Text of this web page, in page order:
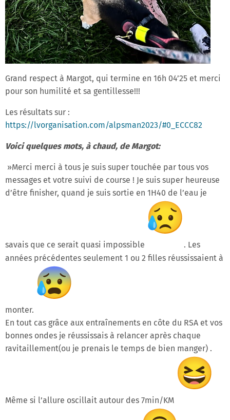
Grand respect à Margot, qui termine en 16h 04’25 et merci
pour son humilité et sa gentillesse!!!
Les résultats sur :
https://lvorganisation.com/alpsman2023/#0_ECCC82
Voici quelques mots, à chaud, de Margot:
»Merci merci à tous je suis super touchée par tous vos
messages et votre suivi de course ! Je suis super heureuse
d’être finisher, quand je suis sortie en 1H40 de l’eau je
savais que ce serait quasi impossible
. Les
années précédentes seulement 1 ou 2 filles réussissaient à
monter.
En tout cas grâce aux entraînements en côte du RSA et vos
bonnes ondes je réussissais à relancer après chaque
ravitaillement(ou je prenais le temps de bien manger) .
Même si l’allure oscillait autour des 7min/KM